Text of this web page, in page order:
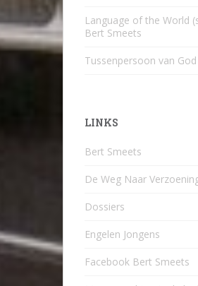
Language of the World
Bert Smeets
Tussenpersoon van God
LINKS
Bert Smeets
De Weg Naar
Dossiers
Engelen Jongens
Facebook Bert Smeets